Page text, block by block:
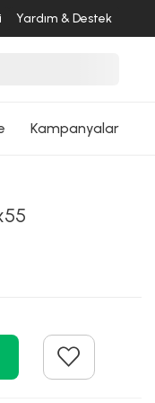
Yardım & Destek
Kampanyalar